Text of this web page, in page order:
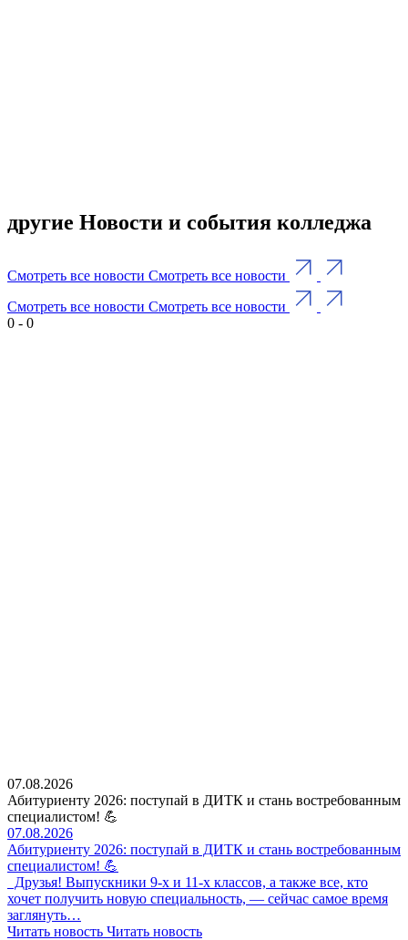
другие Новости и события колледжа
Смотреть все новости Смотреть все новости
Смотреть все новости Смотреть все новости
0 - 0
07.08.2026
Абитуриенту 2026: поступай в ДИТК и стань востребованным
специалистом! 💪
07.08.2026
Абитуриенту 2026: поступай в ДИТК и стань востребованным
специалистом! 💪
Друзья! Выпускники 9-х и 11-х классов, а также все, кто
хочет получить новую специальность, — сейчас самое время
заглянуть…
Читать новость Читать новость